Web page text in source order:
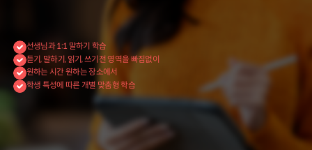
선생님과 1:1 말하기 학습
듣기, 말하기, 읽기, 쓰기전 영역을 빠짐없이
원하는 시간 원하는 장소에서
학생 특성에 따른 개별 맞춤형 학습